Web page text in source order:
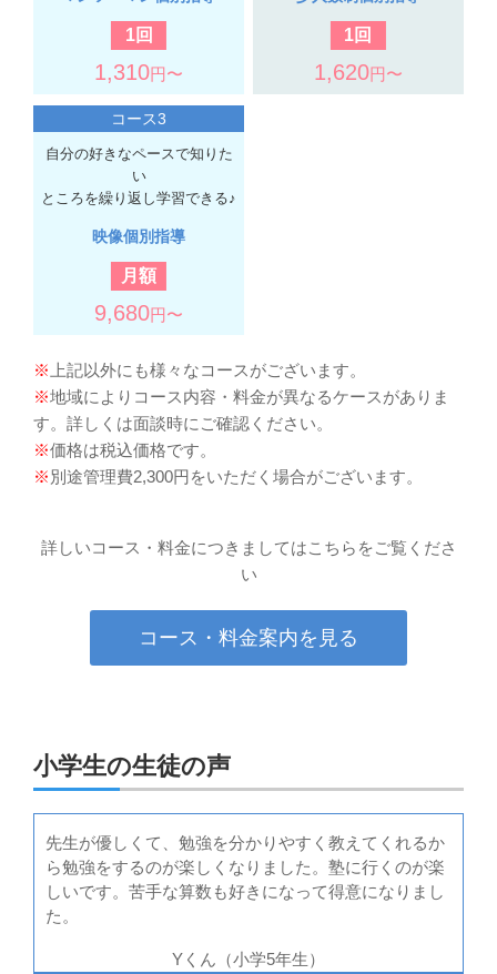
1回
1,310円〜
1回
1,620円〜
コース3
自分の好きなペースで知りた
い
ところを繰り返し学習できる♪
映像個別指導
月額
9,680円〜
※ 上記以外にも様々なコースがございます。
※地域によりコース内容・料金が異なるケースがありま
す。詳しくは面談時にご確認ください。
※価格は税込価格です。
※別途管理費2,300円をいただく場合がございます。
詳しいコース・料金につきましてはこちらをご覧くださ
い
コース・料金案内を見る
小学生の生徒の声
先生が優しくて、勉強を分かりやすく教えてくれるか
ら勉強をするのが楽しくなりました。塾に行くのが楽
しいです。苦手な算数も好きになって得意になりまし
た。
Yくん（小学5年生）